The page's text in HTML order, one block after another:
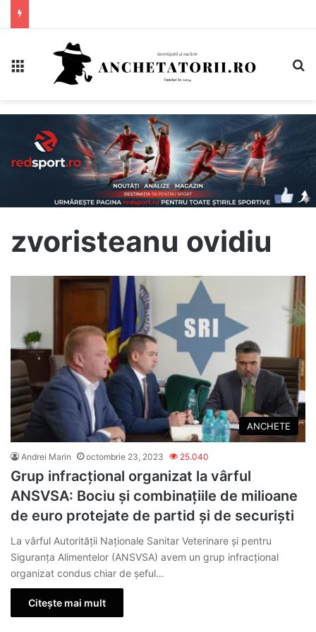
zvoristeanu ovidiu
ANCHETE
Andrei Marin octombrie 23, 2023 25.040
Grup infracțional organizat la vârful
ANSVSA: Bociu și combinațiile de milioane
de euro protejate de partid și de securiști
La vârful Autorității Naționale Sanitar Veterinare și pentru
Siguranța Alimentelor (ANSVSA) avem un grup infracțional
organizat condus chiar de șeful…
Citește mai mult